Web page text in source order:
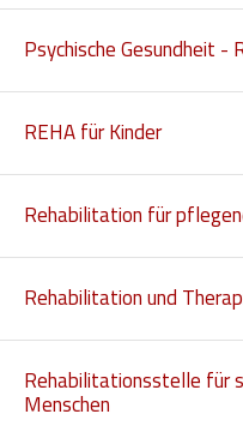
Psychische Gesundheit
REHA für Kinder
Rehabilitation für
Rehabilitation und
Rehabilitationsstelle für
Menschen